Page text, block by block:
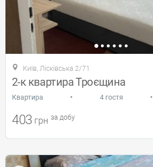
Київ, Лісківська 2/71
2-к квартира Троєщина
Квартира • 4 гостя •
403 грн за добу